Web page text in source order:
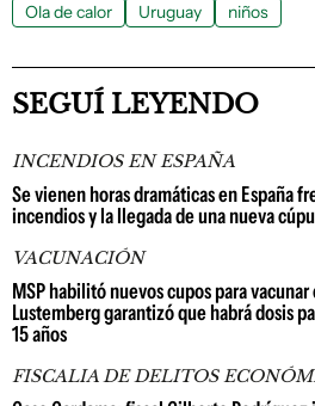
Ola de calor Uruguay niños
SEGUÍ LEYENDO
INCENDIOS EN ESPAÑA
Se vienen horas dramáticas en España
incendios y la llegada de una nueva
VACUNACIÓN
MSP habilitó nuevos cupos para
Lustemberg garantizó que habrá dosis
15 años
FISCALIA DE DELITOS